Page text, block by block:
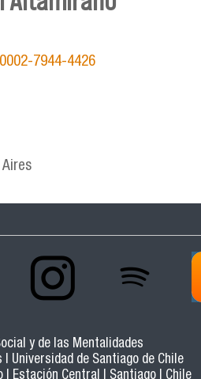
7944-4426
y de las Mentalidades
Universidad de Santiago de Chile
| Estación Central | Santiago | Chile